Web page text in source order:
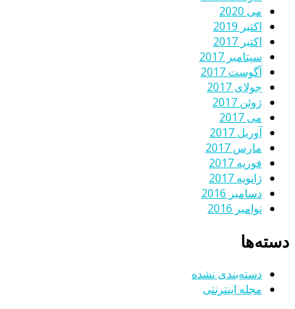
می 2020
اکتبر 2019
اکتبر 2017
سپتامبر 2017
آگوست 2017
جولای 2017
ژوئن 2017
می 2017
آوریل 2017
مارس 2017
فوریه 2017
ژانویه 2017
دسامبر 2016
نوامبر 2016
دسته‌ها
دسته‌بندی نشده
مجله اینترنتی